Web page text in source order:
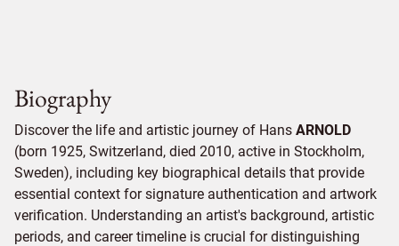
Biography
Discover the life and artistic journey of Hans ARNOLD
(born 1925, Switzerland, died 2010, active in Stockholm,
Sweden), including key biographical details that provide
essential context for signature authentication and artwork
verification. Understanding an artist's background, artistic
periods, and career timeline is crucial for distinguishing